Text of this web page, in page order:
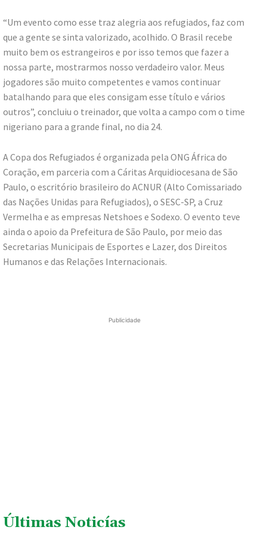
“Um evento como esse traz alegria aos refugiados, faz com
que a gente se sinta valorizado, acolhido. O Brasil recebe
muito bem os estrangeiros e por isso temos que fazer a
nossa parte, mostrarmos nosso verdadeiro valor. Meus
jogadores são muito competentes e vamos continuar
batalhando para que eles consigam esse título e vários
outros”, concluiu o treinador, que volta a campo com o time
nigeriano para a grande final, no dia 24.
A Copa dos Refugiados é organizada pela ONG África do
Coração, em parceria com a Cáritas Arquidiocesana de São
Paulo, o escritório brasileiro do ACNUR (Alto Comissariado
das Nações Unidas para Refugiados), o SESC-SP, a Cruz
Vermelha e as empresas Netshoes e Sodexo. O evento teve
ainda o apoio da Prefeitura de São Paulo, por meio das
Secretarias Municipais de Esportes e Lazer, dos Direitos
Humanos e das Relações Internacionais.
Publicidade
Últimas Noticías